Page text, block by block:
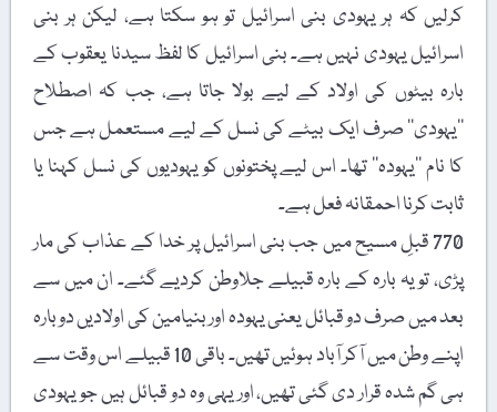
کرلیں کہ ہر یہودی بنی اسرائیل تو ہو سکتا ہے، لیکن ہر بنی
اسرائیل یہودی نہیں ہے۔ بنی اسرائیل کا لفظ سیدنا یعقوب کے
بارہ بیٹوں کی اولاد کے لیے بولا جاتا ہے، جب کہ اصطلاح
’’یہودی‘‘ صرف ایک بیٹے کی نسل کے لیے مستعمل ہے جس
کا نام ’’یہودہ‘‘ تھا۔ اس لیے پختونوں کو یہودیوں کی نسل کہنا یا
ثابت کرنا احمقانہ فعل ہے۔
770 قبلِ مسیح میں جب بنی اسرائیل پر خدا کے عذاب کی مار
پڑی، تو یہ بارہ کے بارہ قبیلے جلاوطن کردیے گئے۔ ان میں سے
بعد میں صرف دو قبائل یعنی یہودہ اور بنیامین کی اولادیں دوبارہ
اپنے وطن میں آکر آباد ہوئیں تھیں۔ باقی 10 قبیلے اس وقت سے
ہی گم شدہ قرار دی گئی تھیں، اور یہی وہ دو قبائل ہیں جو یہودی